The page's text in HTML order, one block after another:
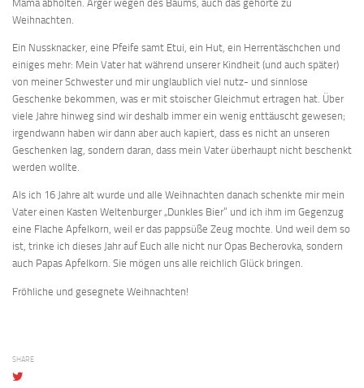
Mama abholten. Ärger wegen des Baums, auch das gehörte zu
Weihnachten.
Ein Nussknacker, eine Pfeife samt Etui, ein Hut, ein Herrentäschchen und
einiges mehr: Mein Vater hat während unserer Kindheit (und auch später)
von meiner Schwester und mir unglaublich viel nutz- und sinnlose
Geschenke bekommen, was er mit stoischer Gleichmut ertragen hat. Über
viele Jahre hinweg sind wir deshalb immer ein wenig enttäuscht gewesen;
irgendwann haben wir dann aber auch kapiert, dass es nicht an unseren
Geschenken lag, sondern daran, dass mein Vater überhaupt nicht beschenkt
werden wollte.
Als ich 16 Jahre alt wurde und alle Weihnachten danach schenkte mir mein
Vater einen Kasten Weltenburger „Dunkles Bier“ und ich ihm im Gegenzug
eine Flache Apfelkorn, weil er das pappsüße Zeug mochte. Und weil dem so
ist, trinke ich dieses Jahr auf Euch alle nicht nur Opas Becherovka, sondern
auch Papas Apfelkorn. Sie mögen uns alle reichlich Glück bringen.
Fröhliche und gesegnete Weihnachten!
SHARE